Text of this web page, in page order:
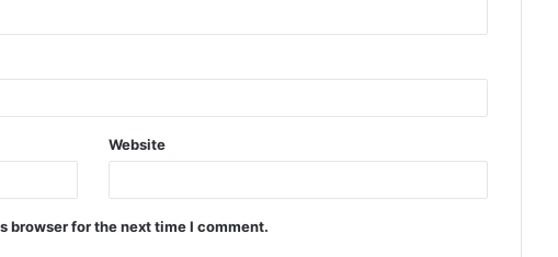
Website
browser for the next time I comment.